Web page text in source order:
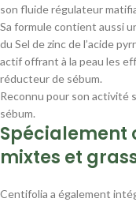
son fluide régulateur
Sa formule contient aussi
du Sel de zinc de l’acide
actif offrant à la peau les
réducteur de sébum.
Reconnu pour son activité
sébum.
Spécialement
mixtes et
Centifolia a également